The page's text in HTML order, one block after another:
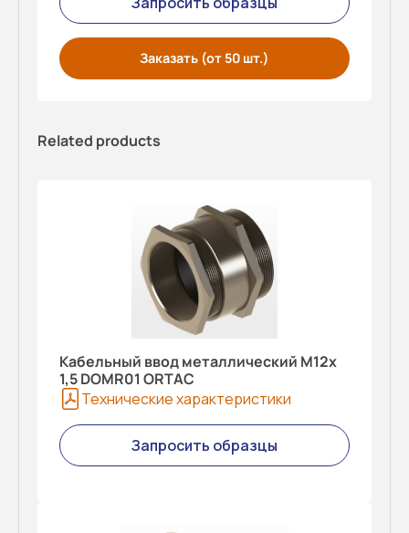
Заказать (от 50 шт.)
Related products
Кабельный ввод металлический M12x
1,5 DOMR01 ORTAC
Технические характеристики
Запросить образцы